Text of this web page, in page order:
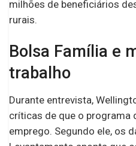
milhões de beneficiários
rurais.
Bolsa Família e
trabalho
Durante entrevista,
críticas de que o programa
emprego. Segundo ele, os